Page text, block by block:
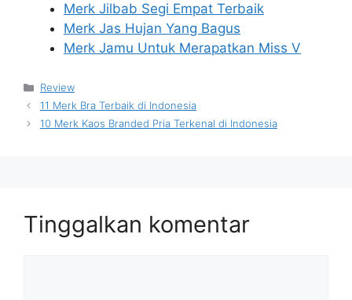
Merk Jilbab Segi Empat Terbaik
Merk Jas Hujan Yang Bagus
Merk Jamu Untuk Merapatkan Miss V
Kategori
Review
11 Merk Bra Terbaik di Indonesia
10 Merk Kaos Branded Pria Terkenal di Indonesia
Tinggalkan komentar